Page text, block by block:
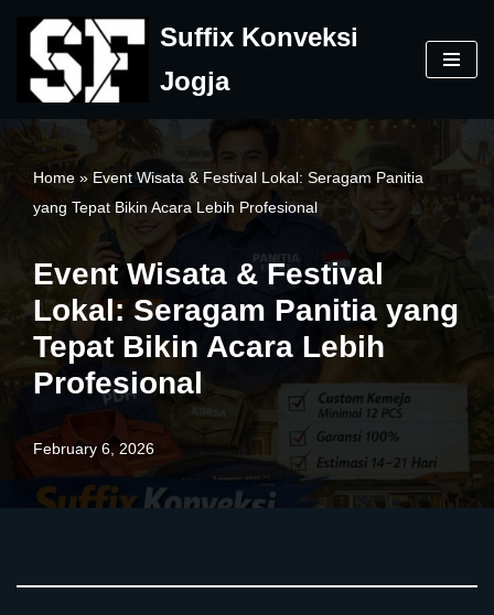
Skip
to
content
Suffix Konveksi
Jogja
Home » Event Wisata & Festival Lokal: Seragam Panitia
yang Tepat Bikin Acara Lebih Profesional
Event Wisata & Festival
Lokal: Seragam Panitia yang
Tepat Bikin Acara Lebih
Profesional
February 6, 2026